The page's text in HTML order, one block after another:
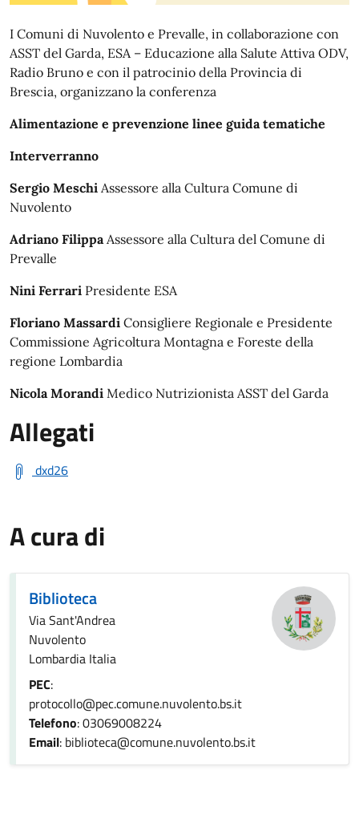
I Comuni di Nuvolento e Prevalle, in collaborazione con
ASST del Garda, ESA – Educazione alla Salute Attiva ODV,
Radio Bruno e con il patrocinio della Provincia di
Brescia, organizzano la conferenza
Alimentazione e prevenzione linee guida tematiche
Interverranno
Sergio Meschi Assessore alla Cultura Comune di
Nuvolento
Adriano FilippaAssessore alla Cultura del Comune di
Prevalle
Nini Ferrari Presidente ESA
Floriano Massardi Consigliere Regionale e Presidente
Commissione Agricoltura Montagna e Foreste della
regione Lombardia
Nicola Morandi Medico Nutrizionista ASST del Garda
Allegati
dxd26
A cura di
Biblioteca
Via Sant'Andrea
Nuvolento
Lombardia Italia
PEC:
protocollo@pec.comune.nuvolento.bs.it
Telefono: 03069008224
Email: biblioteca@comune.nuvolento.bs.it